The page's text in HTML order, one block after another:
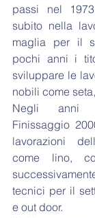
passi nel
subito nella
maglia per il
pochi anni i
sviluppare le
nobili come
Negli anni
Finissaggio
lavorazioni
come lino,
tecnici per il
e out door.